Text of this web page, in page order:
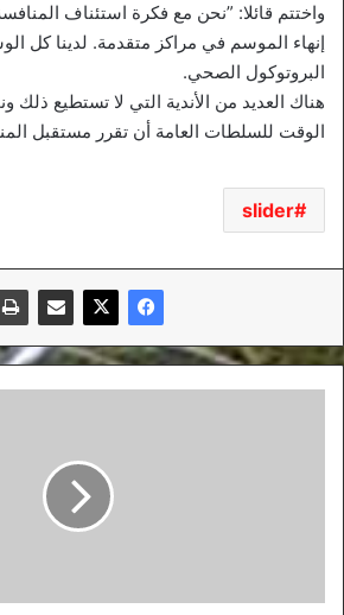
واختتم قائلا: ”نحن مع فكرة استئناف
إنهاء الموسم في مراكز متقدمة. لدينا كل
البروتوكول الصحي.
هناك العديد من الأندية التي لا تستطيع
الوقت للسلطات العامة أن تقرر مستقبل
slider
الكبيرة